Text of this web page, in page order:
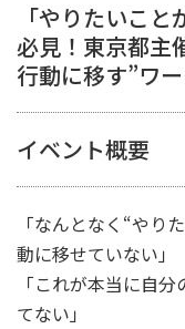
「やりたいこ
必見！東京都主
行動に移す”ワ
イベント概要
「なんとなく“やり
動に移せていない」
「これが本当に自
てない」